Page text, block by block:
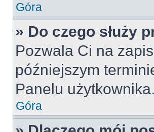
Góra
» Do czego służy
Pozwala Ci na
późniejszym
Panelu użytkownika.
Góra